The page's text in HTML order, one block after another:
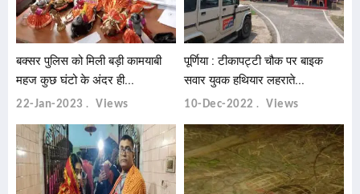
बक्सर पुलिस को मिली बड़ी कामयाबी
महज कुछ घंटो के अंदर ही...
22-Jan-2023 Views
पूर्णिया : टीकापट्टी चौक पर बाइक
सवार युवक हथियार लहराते...
10-Dec-2022 Views